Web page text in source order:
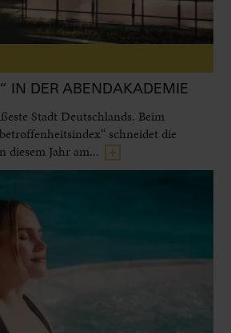
IN DER ABENDAKADEMIE
Stadt Deutschlands. Beim
schneidet die
diesem Jahr am...